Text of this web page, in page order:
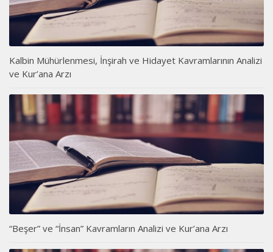
Kalbin Mühürlenmesi, İnşirah ve Hidayet Kavramlarının Analizi
ve Kur’ana Arzı
“Beşer” ve “İnsan” Kavramların Analizi ve Kur’ana Arzı